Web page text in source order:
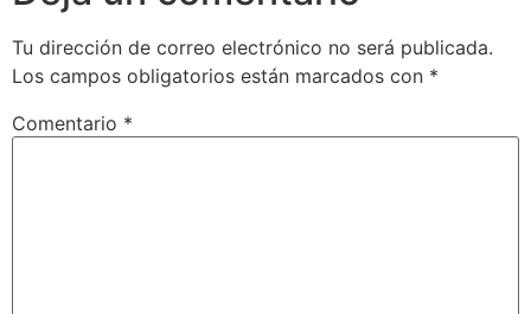
Tu dirección de correo electrónico no será publicada.
Los campos obligatorios están marcados con *
Comentario *